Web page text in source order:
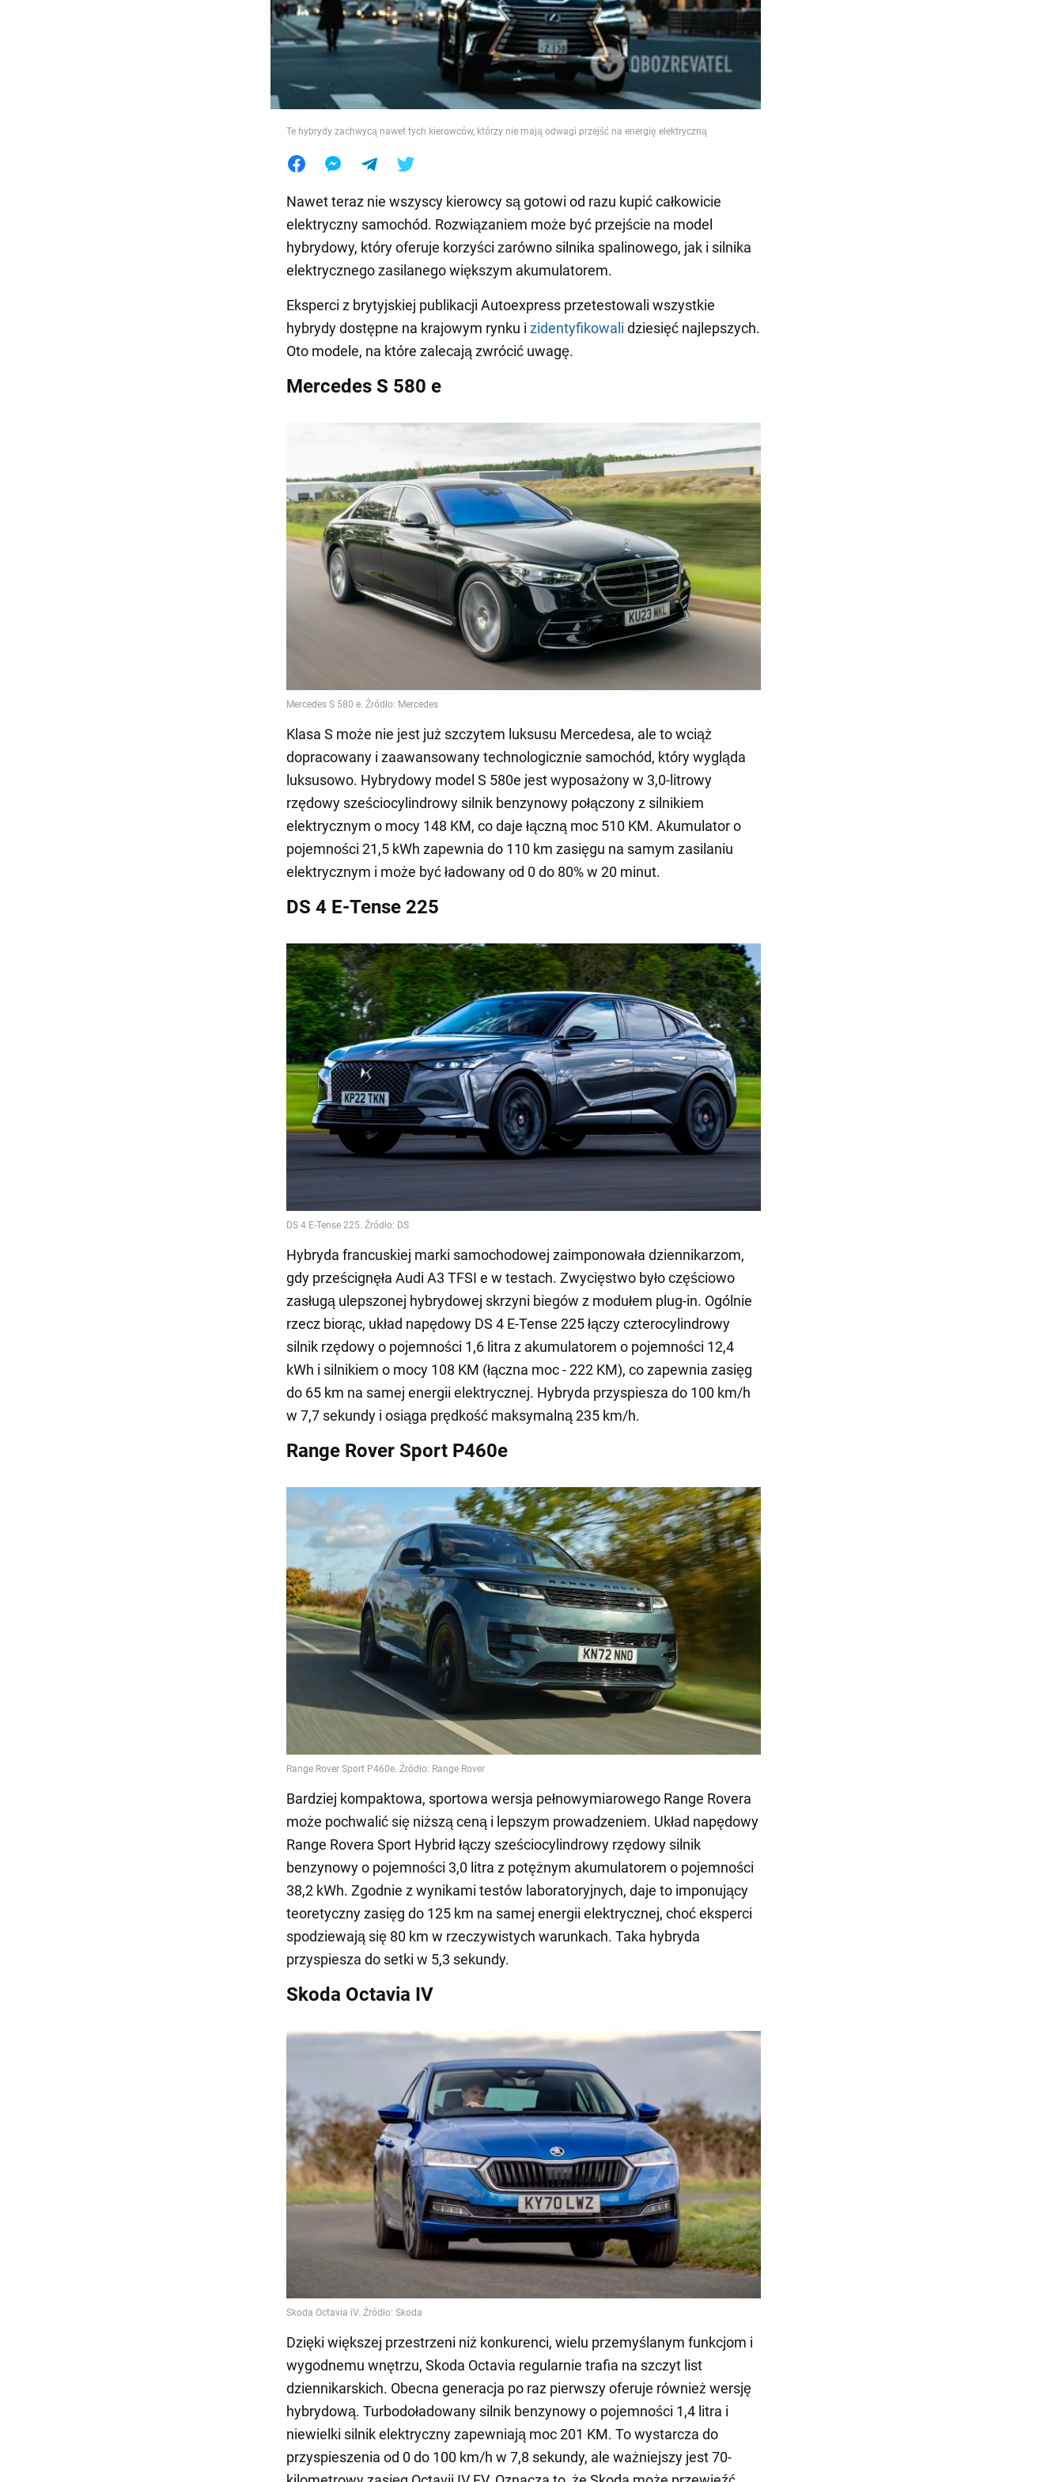
Jedzenie
Te hybrydy zachwycą nawet tych kierowców, którzy nie mają odwagi przejść na energię elektryczną
Nawet teraz nie wszyscy kierowcy są gotowi od razu kupić całkowicie
elektryczny samochód. Rozwiązaniem może być przejście na model
hybrydowy, który oferuje korzyści zarówno silnika spalinowego, jak i silnika
elektrycznego zasilanego większym akumulatorem.
Eksperci z brytyjskiej publikacji Autoexpress przetestowali wszystkie
hybrydy dostępne na krajowym rynku i zidentyfikowali dziesięć najlepszych.
Oto modele, na które zalecają zwrócić uwagę.
Mercedes S 580 e
Klasa S może nie jest już szczytem luksusu Mercedesa, ale to wciąż
dopracowany i zaawansowany technologicznie samochód, który wygląda
luksusowo. Hybrydowy model S 580e jest wyposażony w 3,0-litrowy
rzędowy sześciocylindrowy silnik benzynowy połączony z silnikiem
elektrycznym o mocy 148 KM, co daje łączną moc 510 KM. Akumulator o
pojemności 21,5 kWh zapewnia do 110 km zasięgu na samym zasilaniu
elektrycznym i może być ładowany od 0 do 80% w 20 minut.
DS 4 E-Tense 225
Hybryda francuskiej marki samochodowej zaimponowała dziennikarzom,
gdy prześcignęła Audi A3 TFSI e w testach. Zwycięstwo było częściowo
zasługą ulepszonej hybrydowej skrzyni biegów z modułem plug-in. Ogólnie
rzecz biorąc, układ napędowy DS 4 E-Tense 225 łączy czterocylindrowy
silnik rzędowy o pojemności 1,6 litra z akumulatorem o pojemności 12,4
kWh i silnikiem o mocy 108 KM (łączna moc - 222 KM), co zapewnia zasięg
do 65 km na samej energii elektrycznej. Hybryda przyspiesza do 100 km/h
w 7,7 sekundy i osiąga prędkość maksymalną 235 km/h.
Range Rover Sport P460e
Bardziej kompaktowa, sportowa wersja pełnowymiarowego Range Rovera
może pochwalić się niższą ceną i lepszym prowadzeniem. Układ napędowy
Range Rovera Sport Hybrid łączy sześciocylindrowy rzędowy silnik
benzynowy o pojemności 3,0 litra z potężnym akumulatorem o pojemności
38,2 kWh. Zgodnie z wynikami testów laboratoryjnych, daje to imponujący
teoretyczny zasięg do 125 km na samej energii elektrycznej, choć eksperci
spodziewają się 80 km w rzeczywistych warunkach. Taka hybryda
przyspiesza do setki w 5,3 sekundy.
Skoda Octavia IV
Dzięki większej przestrzeni niż konkurenci, wielu przemyślanym funkcjom i
wygodnemu wnętrzu, Skoda Octavia regularnie trafia na szczyt list
dziennikarskich. Obecna generacja po raz pierwszy oferuje również wersję
hybrydową. Turbodoładowany silnik benzynowy o pojemności 1,4 litra i
niewielki silnik elektryczny zapewniają moc 201 KM. To wystarcza do
przyspieszenia od 0 do 100 km/h w 7,8 sekundy, ale ważniejszy jest 70-